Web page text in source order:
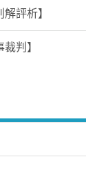
評析】
判】